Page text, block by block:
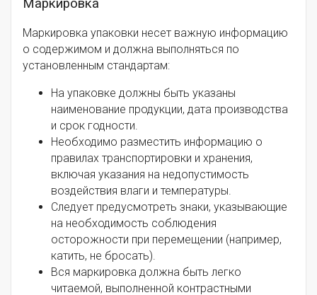
Маркировка
Маркировка упаковки несет важную информацию
о содержимом и должна выполняться по
установленным стандартам:
На упаковке должны быть указаны
наименование продукции, дата производства
и срок годности.
Необходимо разместить информацию о
правилах транспортировки и хранения,
включая указания на недопустимость
воздействия влаги и температуры.
Следует предусмотреть знаки, указывающие
на необходимость соблюдения
осторожности при перемещении (например,
катить, не бросать).
Вся маркировка должна быть легко
читаемой, выполненной контрастными